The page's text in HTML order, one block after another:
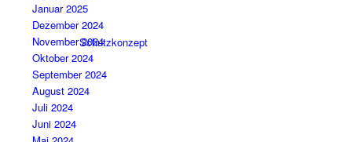
Schutzkonzept
Januar 2025
Dezember 2024
November 2024
Oktober 2024
September 2024
August 2024
Juli 2024
Juni 2024